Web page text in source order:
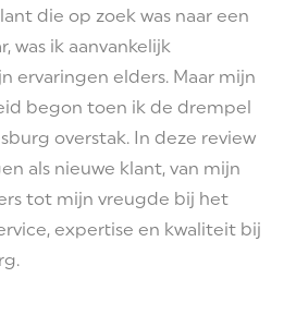
die op zoek was naar een
was ik aanvankelijk
ervaringen elders. Maar mijn
begon toen ik de drempel
overstak. In deze review
als nieuwe klant, van mijn
tot mijn vreugde bij het
expertise en kwaliteit bij